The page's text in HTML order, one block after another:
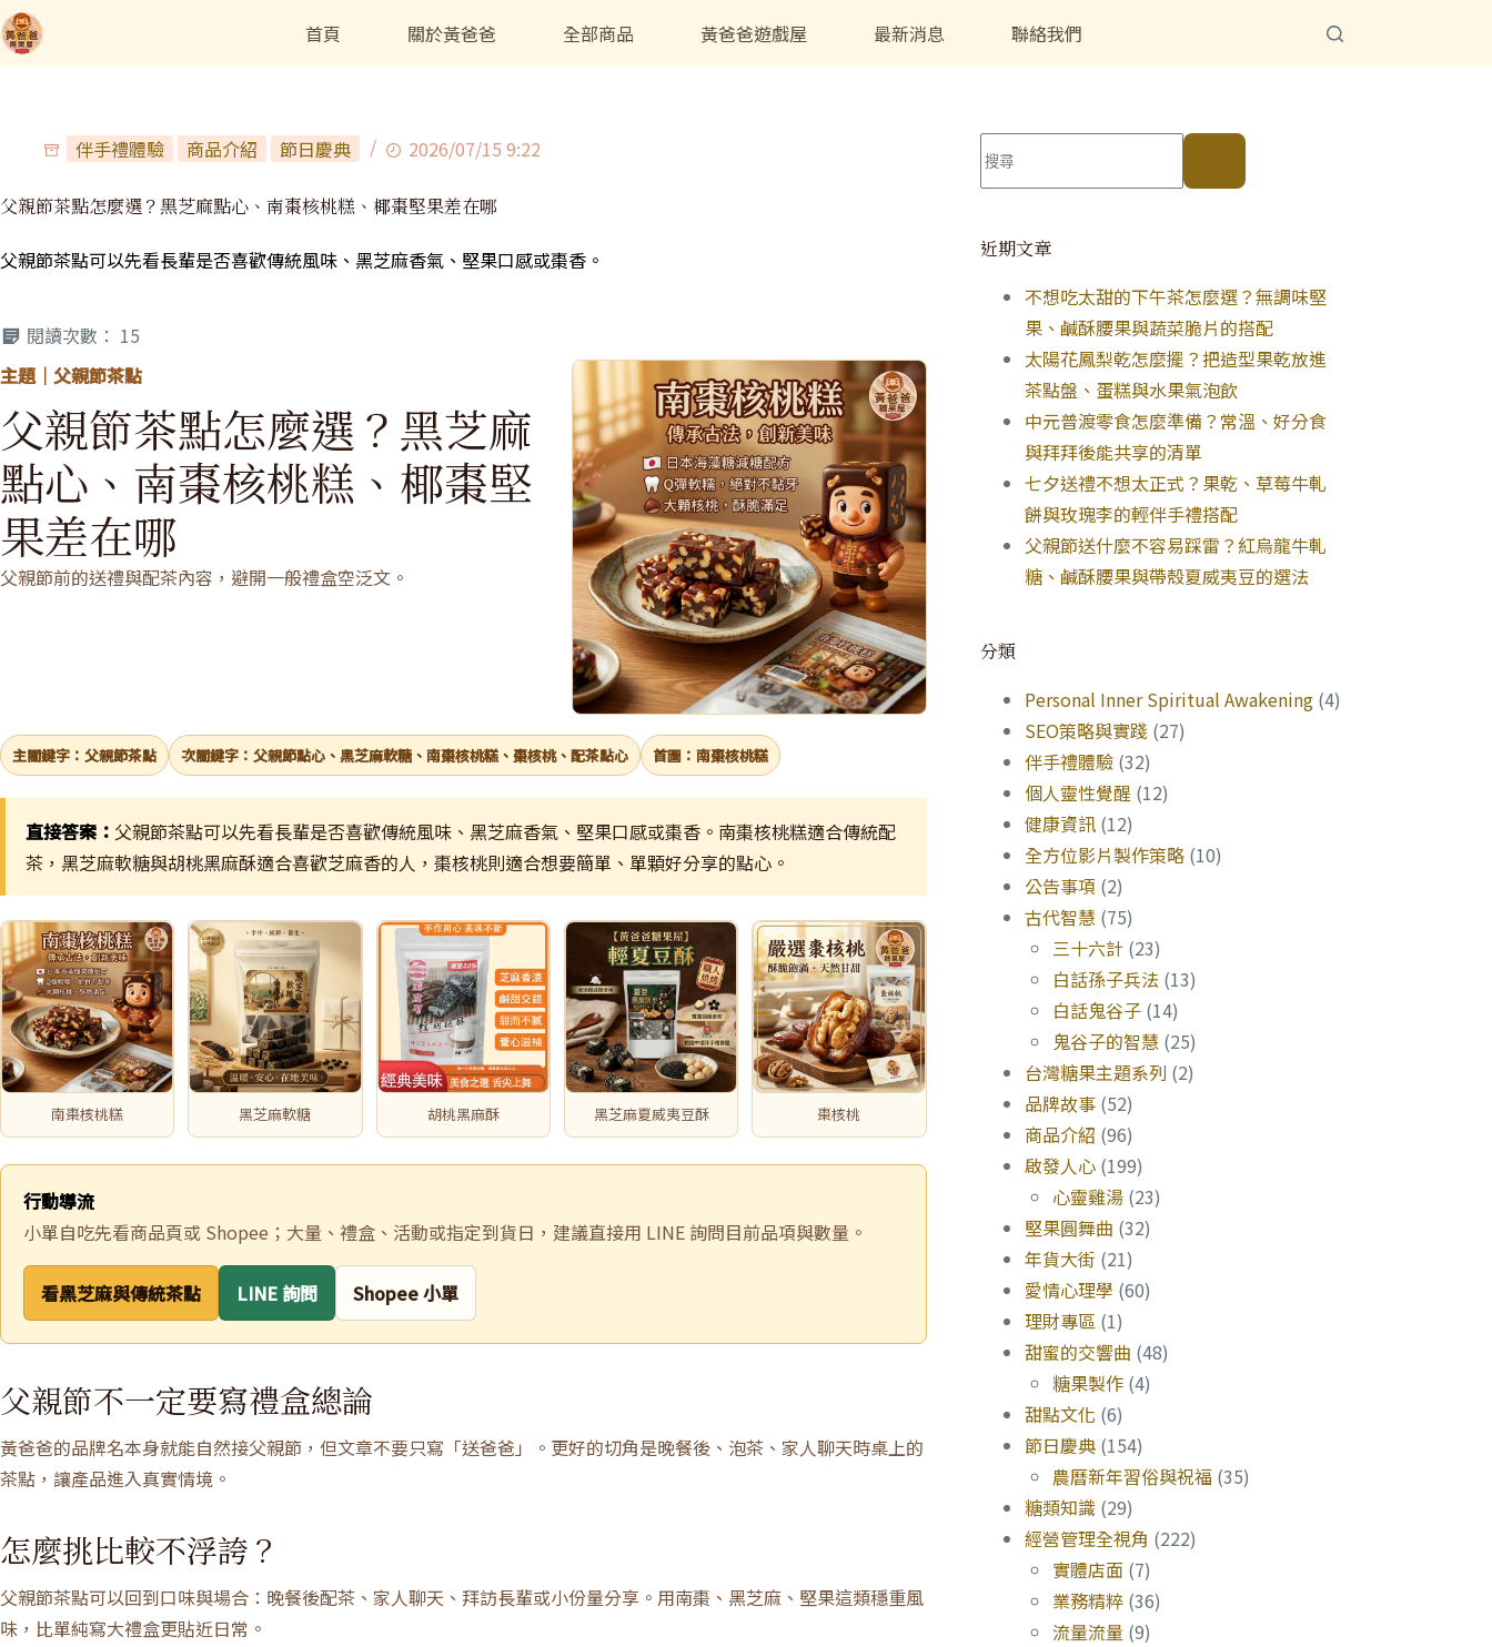
首頁 關於黃爸爸 全部商品 黃爸爸遊戲屋 最新消息 聯絡我們
伴手禮體驗 商品介紹 節日慶典 2026/07/15 9:22
父親節茶點怎麼選？黑芝麻點心、南棗核桃糕、椰棗堅果差在哪
父親節茶點可以先看長輩是否喜歡傳統風味、黑芝麻香氣、堅果口感或棗香。
閱讀次數： 15
主題｜父親節茶點
父親節茶點怎麼選？黑芝麻
點心、南棗核桃糕、椰棗堅
果差在哪
父親節前的送禮與配茶內容，避開一般禮盒空泛文。
主關鍵字：父親節茶點 次關鍵字：父親節點心、黑芝麻軟糖、南棗核桃糕、棗核桃、配茶點心 首圖：南棗核桃糕
直接答案： 父親節茶點可以先看長輩是否喜歡傳統風味、黑芝麻香氣、堅果口感或棗香。南棗核桃糕適合傳統配
茶，黑芝麻軟糖與胡桃黑麻酥適合喜歡芝麻香的人，棗核桃則適合想要簡單、單顆好分享的點心。
南棗核桃糕 黑芝麻軟糖 胡桃黑麻酥 黑芝麻夏威夷豆酥 棗核桃
行動導流
小單自吃先看商品頁或 Shopee；大量、禮盒、活動或指定到貨日，建議直接用 LINE 詢問目前品項與數量。
看黑芝麻與傳統茶點 LINE 詢問 Shopee 小單
父親節不一定要寫禮盒總論
黃爸爸的品牌名本身就能自然接父親節，但文章不要只寫「送爸爸」。更好的切角是晚餐後、泡茶、家人聊天時桌上的
茶點，讓產品進入真實情境。
怎麼挑比較不浮誇？
父親節茶點可以回到口味與場合：晚餐後配茶、家人聊天、拜訪長輩或小份量分享。用南棗、黑芝麻、堅果這類穩重風
味，比單純寫大禮盒更貼近日常。
近期文章
不想吃太甜的下午茶怎麼選？無調味堅
果、鹹酥腰果與蔬菜脆片的搭配
太陽花鳳梨乾怎麼擺？把造型果乾放進
茶點盤、蛋糕與水果氣泡飲
中元普渡零食怎麼準備？常溫、好分食
與拜拜後能共享的清單
七夕送禮不想太正式？果乾、草莓牛軋
餅與玫瑰李的輕伴手禮搭配
父親節送什麼不容易踩雷？紅烏龍牛軋
糖、鹹酥腰果與帶殼夏威夷豆的選法
分類
Personal Inner Spiritual Awakening (4)
SEO策略與實踐 (27)
伴手禮體驗 (32)
個人靈性覺醒 (12)
健康資訊 (12)
全方位影片製作策略 (10)
公告事項 (2)
古代智慧 (75)
三十六計 (23)
白話孫子兵法 (13)
白話鬼谷子 (14)
鬼谷子的智慧 (25)
台灣糖果主題系列 (2)
品牌故事 (52)
商品介紹 (96)
啟發人心 (199)
心靈雞湯 (23)
堅果圓舞曲 (32)
年貨大街 (21)
愛情心理學 (60)
理財專區 (1)
甜蜜的交響曲 (48)
糖果製作 (4)
甜點文化 (6)
節日慶典 (154)
農曆新年習俗與祝福 (35)
糖類知識 (29)
經營管理全視角 (222)
實體店面 (7)
業務精粹 (36)
流量流量 (9)